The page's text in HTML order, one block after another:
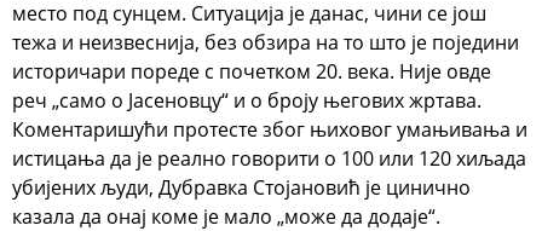
место под сунцем. Ситуација је данас, чини се још
тежа и неизвеснија, без обзира на то што је поједини
историчари пореде с почетком 20. века. Није овде
реч „само о Јасеновцу“ и о броју његових жртава.
Коментаришући протесте због њиховог умањивања и
истицања да је реално говорити о 100 или 120 хиљада
убијених људи, Дубравка Стојановић је цинично
казала да онај коме је мало „може да додаје“.